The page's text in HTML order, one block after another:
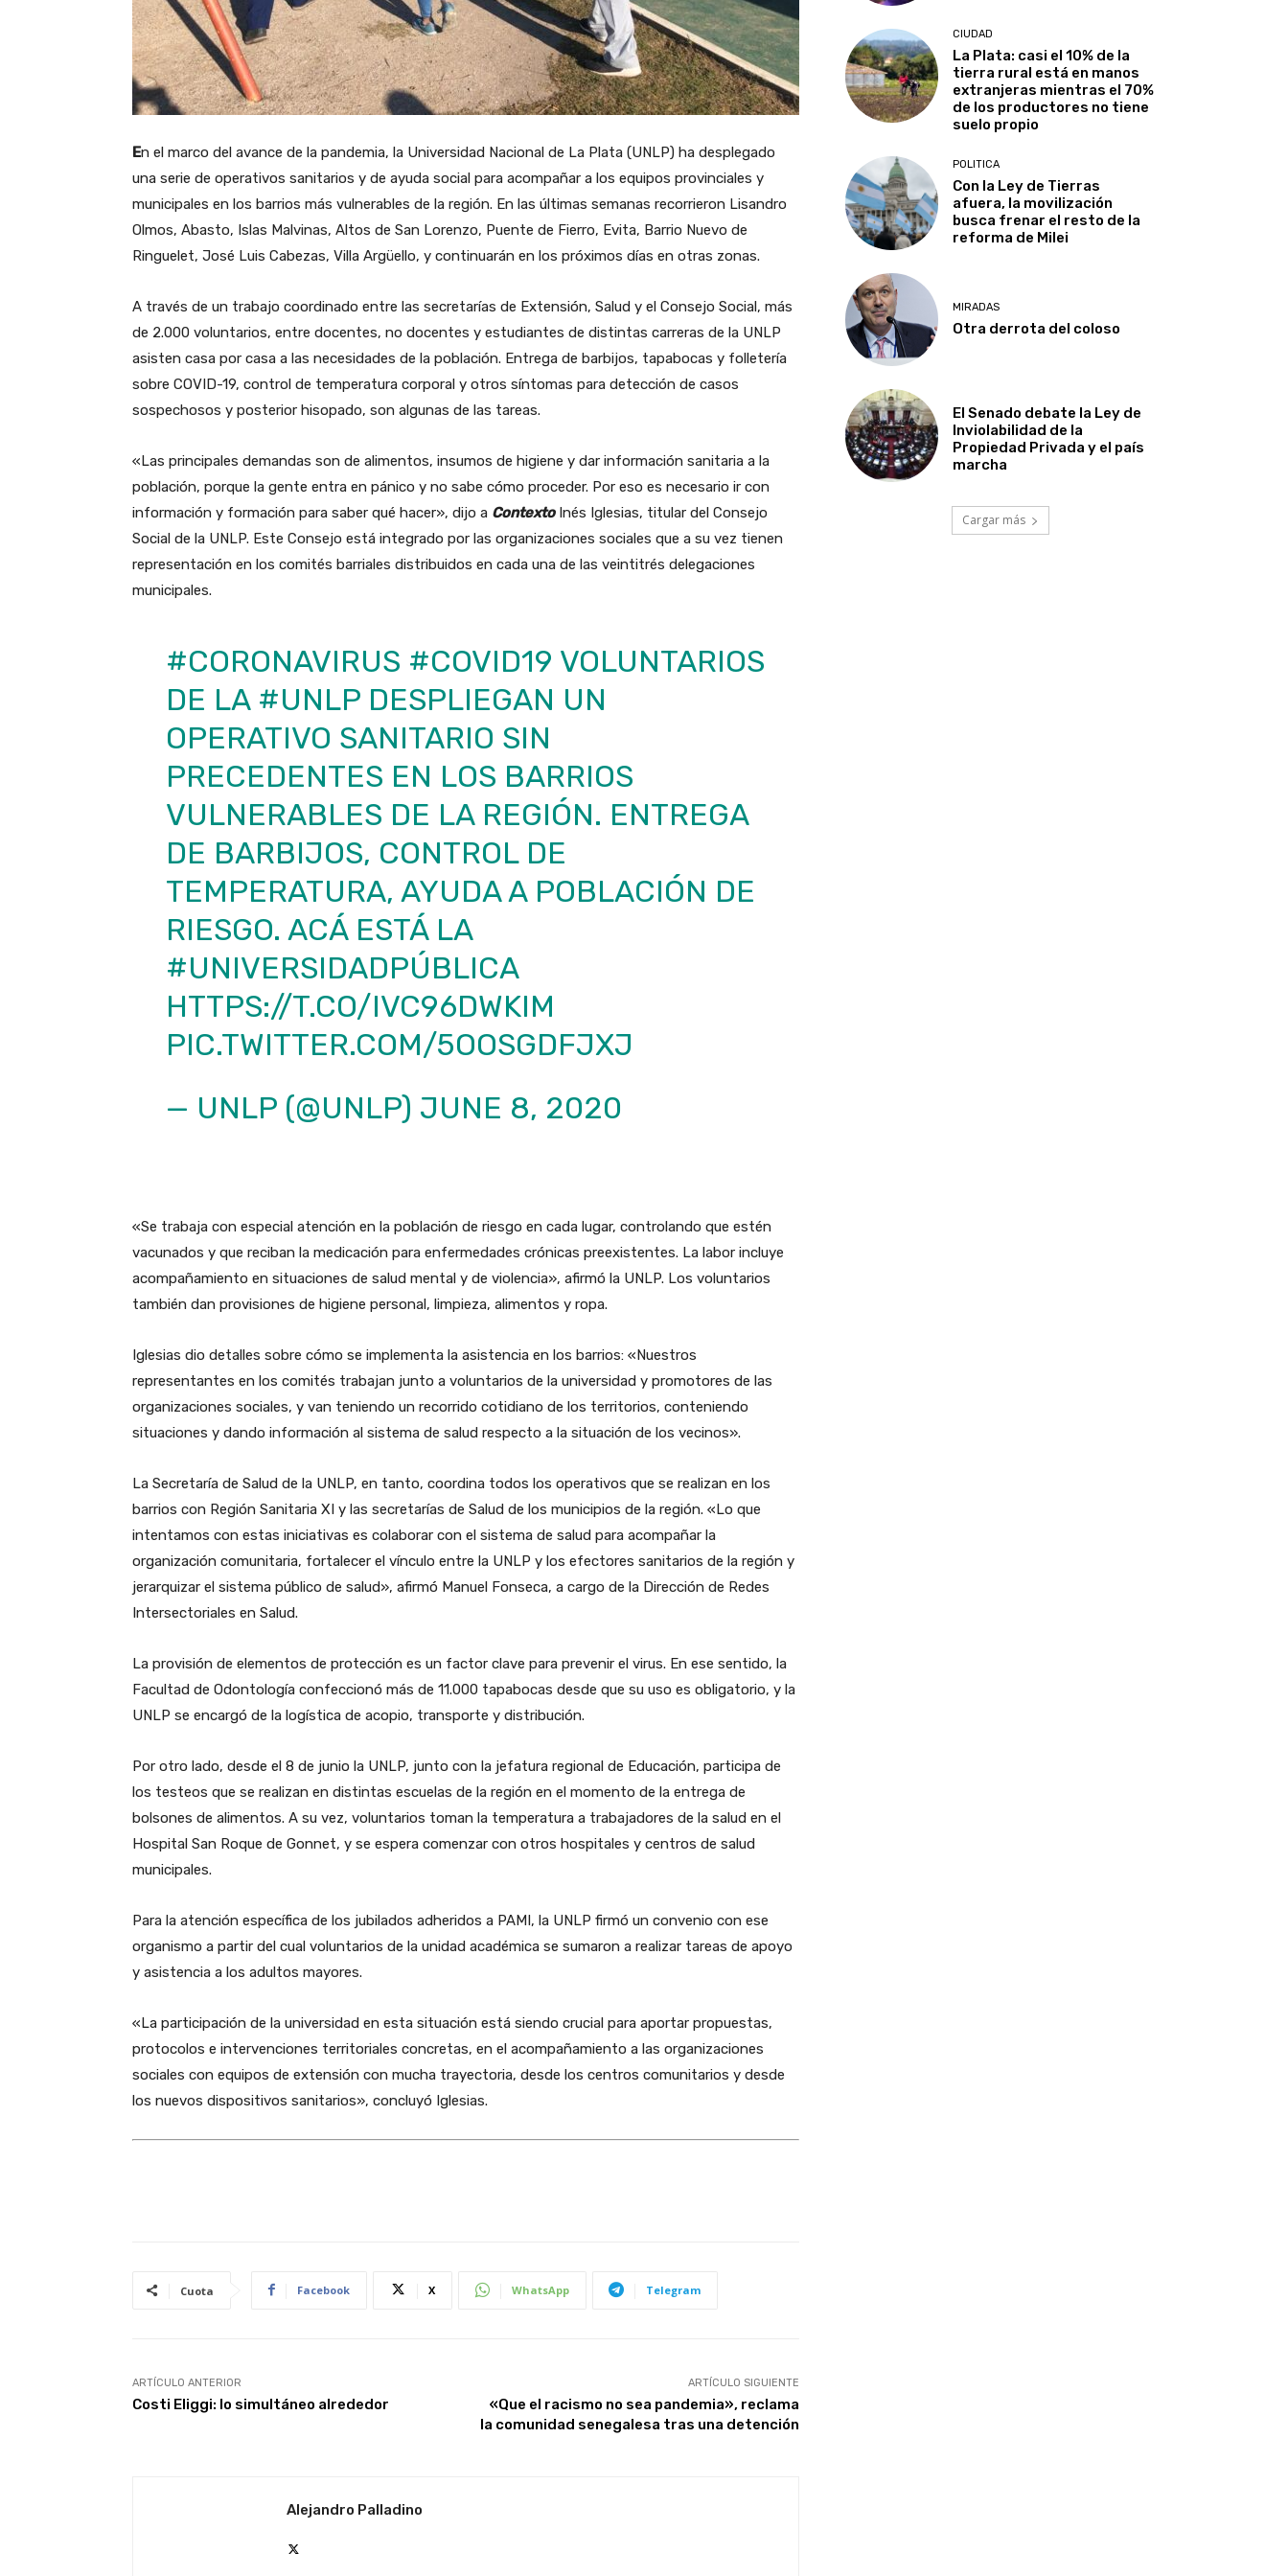
En el marco del avance de la pandemia, la Universidad Nacional de La Plata (UNLP) ha desplegado
una serie de operativos sanitarios y de ayuda social para acompañar a los equipos provinciales y
municipales en los barrios más vulnerables de la región. En las últimas semanas recorrieron Lisandro
Olmos, Abasto, Islas Malvinas, Altos de San Lorenzo, Puente de Fierro, Evita, Barrio Nuevo de
Ringuelet, José Luis Cabezas, Villa Argüello, y continuarán en los próximos días en otras zonas.
A través de un trabajo coordinado entre las secretarías de Extensión, Salud y el Consejo Social, más
de 2.000 voluntarios, entre docentes, no docentes y estudiantes de distintas carreras de la UNLP
asisten casa por casa a las necesidades de la población. Entrega de barbijos, tapabocas y folletería
sobre COVID-19, control de temperatura corporal y otros síntomas para detección de casos
sospechosos y posterior hisopado, son algunas de las tareas.
«Las principales demandas son de alimentos, insumos de higiene y dar información sanitaria a la
población, porque la gente entra en pánico y no sabe cómo proceder. Por eso es necesario ir con
información y formación para saber qué hacer», dijo a Contexto Inés Iglesias, titular del Consejo
Social de la UNLP. Este Consejo está integrado por las organizaciones sociales que a su vez tienen
representación en los comités barriales distribuidos en cada una de las veintitrés delegaciones
municipales.
#CORONAVIRUS #COVID19 VOLUNTARIOS
DE LA #UNLPDESPLIEGAN UN
OPERATIVO SANITARIO SIN
PRECEDENTES EN LOS BARRIOS
VULNERABLES DE LA REGIÓN. ENTREGA
DE BARBIJOS, CONTROL DE
TEMPERATURA, AYUDA A POBLACIÓN DE
RIESGO. ACÁ ESTÁ LA
#UNIVERSIDADPÚBLICA
HTTPS://T.CO/IVC96DWKIM
PIC.TWITTER.COM/5OOSGDFJXJ
— UNLP (@UNLP) JUNE 8, 2020
«Se trabaja con especial atención en la población de riesgo en cada lugar, controlando que estén
vacunados y que reciban la medicación para enfermedades crónicas preexistentes. La labor incluye
acompañamiento en situaciones de salud mental y de violencia», afirmó la UNLP. Los voluntarios
también dan provisiones de higiene personal, limpieza, alimentos y ropa.
Iglesias dio detalles sobre cómo se implementa la asistencia en los barrios: «Nuestros
representantes en los comités trabajan junto a voluntarios de la universidad y promotores de las
organizaciones sociales, y van teniendo un recorrido cotidiano de los territorios, conteniendo
situaciones y dando información al sistema de salud respecto a la situación de los vecinos».
La Secretaría de Salud de la UNLP, en tanto, coordina todos los operativos que se realizan en los
barrios con Región Sanitaria XI y las secretarías de Salud de los municipios de la región. «Lo que
intentamos con estas iniciativas es colaborar con el sistema de salud para acompañar la
organización comunitaria, fortalecer el vínculo entre la UNLP y los efectores sanitarios de la región y
jerarquizar el sistema público de salud», afirmó Manuel Fonseca, a cargo de la Dirección de Redes
Intersectoriales en Salud.
La provisión de elementos de protección es un factor clave para prevenir el virus. En ese sentido, la
Facultad de Odontología confeccionó más de 11.000 tapabocas desde que su uso es obligatorio, y la
UNLP se encargó de la logística de acopio, transporte y distribución.
Por otro lado, desde el 8 de junio la UNLP, junto con la jefatura regional de Educación, participa de
los testeos que se realizan en distintas escuelas de la región en el momento de la entrega de
bolsones de alimentos. A su vez, voluntarios toman la temperatura a trabajadores de la salud en el
Hospital San Roque de Gonnet, y se espera comenzar con otros hospitales y centros de salud
municipales.
Para la atención específica de los jubilados adheridos a PAMI, la UNLP firmó un convenio con ese
organismo a partir del cual voluntarios de la unidad académica se sumaron a realizar tareas de apoyo
y asistencia a los adultos mayores.
«La participación de la universidad en esta situación está siendo crucial para aportar propuestas,
protocolos e intervenciones territoriales concretas, en el acompañamiento a las organizaciones
sociales con equipos de extensión con mucha trayectoria, desde los centros comunitarios y desde
los nuevos dispositivos sanitarios», concluyó Iglesias.
Cuota Facebook X WhatsApp Telegram
ARTÍCULO ANTERIOR
Costi Eliggi: lo simultáneo alrededor
ARTÍCULO SIGUIENTE
«Que el racismo no sea pandemia», reclama
la comunidad senegalesa tras una detención
Alejandro Palladino
CIUDAD
La Plata: casi el 10% de la
tierra rural está en manos
extranjeras mientras el 70%
de los productores no tiene
suelo propio
POLITICA
Con la Ley de Tierras
afuera, la movilización
busca frenar el resto de la
reforma de Milei
MIRADAS
Otra derrota del coloso
El Senado debate la Ley de
Inviolabilidad de la
Propiedad Privada y el país
marcha
Cargar más